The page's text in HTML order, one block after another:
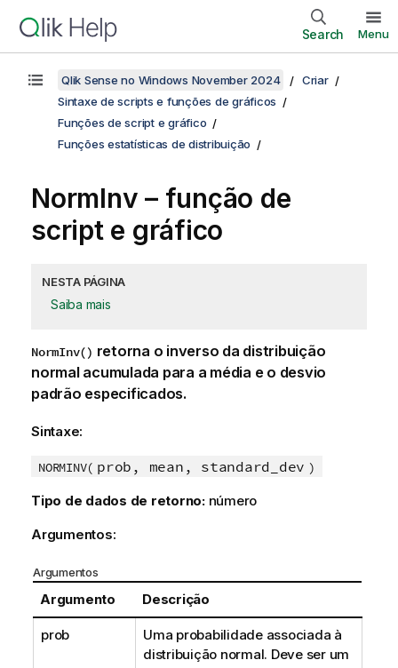
Search Menu
Qlik Sense no Windows November 2024
Criar
Sintaxe de scripts e funções de gráficos
Funções de script e gráfico
Funções estatísticas de distribuição
NormInv – função de
script e gráfico
NESTA PÁGINA
Saiba mais
NormInv() retorna o inverso da distribuição
normal acumulada para a média e o desvio
padrão especificados.
Sintaxe:
NORMINV( prob, mean, standard_dev )
Tipo de dados de retorno: número
Argumentos:
Argumentos
Argumento Descrição
prob
Uma probabilidade associada à
distribuição normal. Deve ser um